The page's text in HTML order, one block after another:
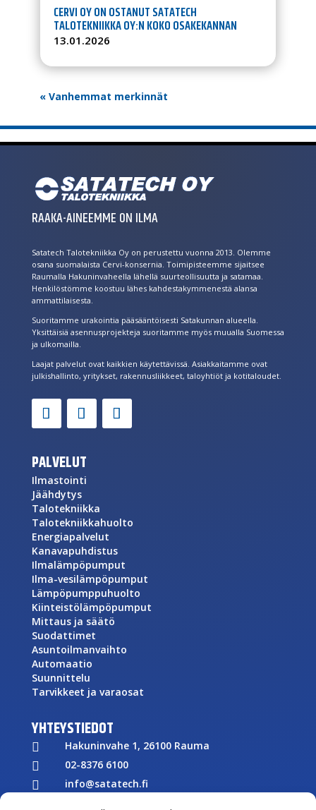
CERVI OY ON OSTANUT SATATECH
TALOTEKNIIKKA OY:N KOKO OSAKEKANNAN
13.01.2026
« Vanhemmat merkinnät
RAAKA-AINEEMME ON ILMA
Satatech Talotekniikka Oy on perustettu vuonna 2013. Olemme
osana suomalaista Cervi-konsernia. Toimipisteemme sijaitsee
Raumalla Hakuninvaheella lähellä suurteollisuutta ja satamaa.
Henkilöstömme koostuu lähes kahdestakymmenestä alansa
ammattilaisesta.
Suoritamme urakointia pääsääntöisesti Satakunnan alueella.
Yksittäisiä asennusprojekteja suoritamme myös muualla Suomessa
ja ulkomailla.
Laajat palvelut ovat kaikkien käytettävissä. Asiakkaitamme ovat
julkishallinto, yritykset, rakennusliikkeet, taloyhtiöt ja kotitaloudet.
PALVELUT
Ilmastointi
Jäähdytys
Talotekniikka
Talotekniikkahuolto
Energiapalvelut
Kanavapuhdistus
Ilmalämpöpumput
Ilma-vesilämpöpumput
Lämpöpumppuhuolto
Kiinteistölämpöpumput
Mittaus ja säätö
Suodattimet
Asuntoilmanvaihto
Automaatio
Suunnittelu
Tarvikkeet ja varaosat
YHTEYSTIEDOT
 Hakuninvahe 1, 26100 Rauma
 02-8376 6100
 info@satatech.fi